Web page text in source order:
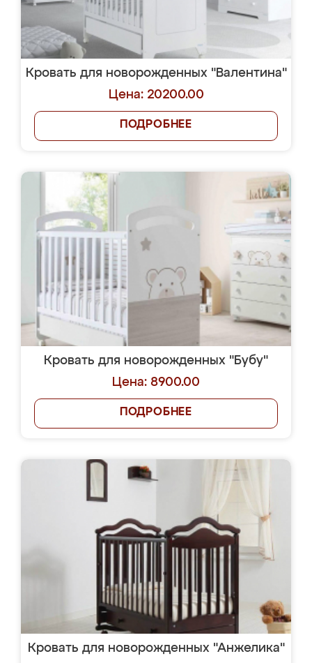
Кровать для новорожденных "Валентина"
Цена: 20200.00
ПОДРОБНЕЕ
Кровать для новорожденных "Бубу"
Цена: 8900.00
ПОДРОБНЕЕ
Кровать для новорожденных "Анжелика"